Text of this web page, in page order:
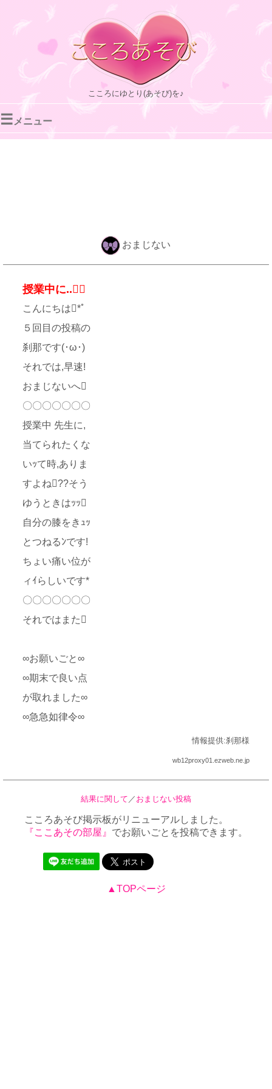
こころにゆとり(あそび)を♪
☰ メニュー
おまじない
授業中に..
こんにちは*ﾟ
５回目の投稿の
刹那です(･ω･)
それでは,早速!
おまじないへ
〇〇〇〇〇〇〇
授業中 先生に,
当てられたくな
いｯて時,ありま
すよね??そう
ゆうときはｯｯ
自分の膝をきｭｯ
とつねるﾝです!
ちょい痛い位が
ィｲらしいです*
〇〇〇〇〇〇〇
それではまた
∞お願いごと∞
∞期末で良い点
が取れました∞
∞急急如律令∞
情報提供:刹那様
wb12proxy01.ezweb.ne.jp
結果に関して ／ おまじない投稿
こころあそび掲示板がリニューアルしました。
『ここあその部屋』 でお願いごとを投稿できます。
▲TOPページ